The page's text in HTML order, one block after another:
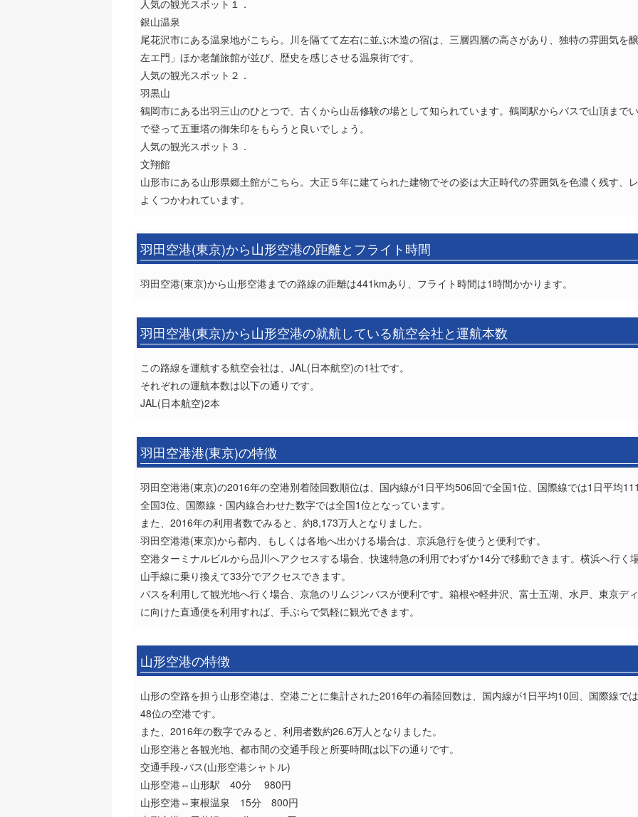
人気の観光スポット１．
銀山温泉
尾花沢市にある温泉地がこちら。川を隔てて左右に並ぶ木造の宿は、三層四層の高さがあり、独特の雰囲気を
左エ門」ほか老舗旅館が並び、歴史を感じさせる温泉街です。
人気の観光スポット２．
羽黒山
鶴岡市にある出羽三山のひとつで、古くから山岳修験の場として知られています。鶴岡駅からバスで山頂まで
で登って五重塔の御朱印をもらうと良いでしょう。
人気の観光スポット３．
文翔館
山形市にある山形県郷土館がこちら。大正５年に建てられた建物でその姿は大正時代の雰囲気を色濃く残す、
よくつかわれています。
羽田空港(東京)から山形空港の距離とフライト時間
羽田空港(東京)から山形空港までの路線の距離は441kmあり、フライト時間は1時間かかります。
羽田空港(東京)から山形空港の就航している航空会社と運航本数
この路線を運航する航空会社は、JAL(日本航空)の1社です。
それぞれの運航本数は以下の通りです。
JAL(日本航空)2本
羽田空港港(東京)の特徴
羽田空港港(東京)の2016年の空港別着陸回数順位は、国内線が1日平均506回で全国1位、国際線では1日平均
全国3位、国際線・国内線合わせた数字では全国1位となっています。
また、2016年の利用者数でみると、約8,173万人となりました。
羽田空港港(東京)から都内、もしくは各地へ出かける場合は、京浜急行を使うと便利です。
空港ターミナルビルから品川へアクセスする場合、快速特急の利用でわずか14分で移動できます。横浜へ行く
山手線に乗り換えて33分でアクセスできます。
バスを利用して観光地へ行く場合、京急のリムジンバスが便利です。箱根や軽井沢、富士五湖、水戸、東京デ
に向けた直通便を利用すれば、手ぶらで気軽に観光できます。
山形空港の特徴
山形の空路を担う山形空港は、空港ごとに集計された2016年の着陸回数は、国内線が1日平均10回、国際線で
48位の空港です。
また、2016年の数字でみると、利用者数約26.6万人となりました。
山形空港と各観光地、都市間の交通手段と所要時間は以下の通りです。
交通手段-バス(山形空港シャトル)
山形空港⇔山形駅 40分 980円
山形空港⇔東根温泉 15分 800円